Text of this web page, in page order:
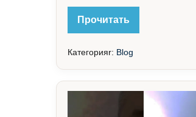
Прочитать
ДОСТИЖЕНИЕ
ЦЕЛЕЙ
Категорияr: Blog
ПРОКРАСТИНАЦИЯ